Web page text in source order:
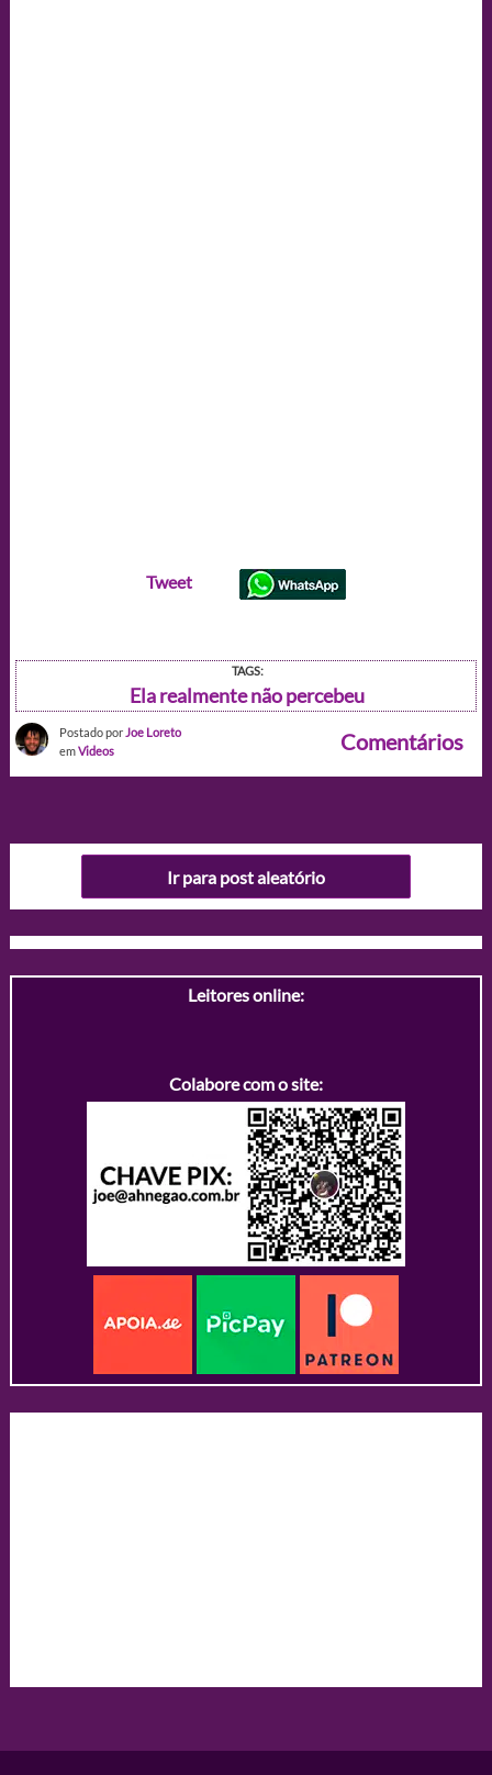
Tweet
TAGS:
Ela realmente não percebeu
Postado por Joe Loreto
emVideos Comentários
Ir para post aleatório
Leitores online:
Colabore com o site: